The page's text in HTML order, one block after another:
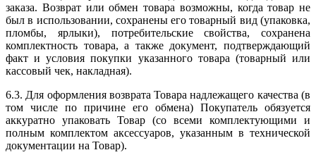
заказа. Возврат или обмен товара возможны, когда товар не
был в использовании, сохранены его товарный вид (упаковка,
пломбы, ярлыки), потребительские свойства, сохранена
комплектность товара, а также документ, подтверждающий
факт и условия покупки указанного товара (товарный или
кассовый чек, накладная).
6.3. Для оформления возврата Товара надлежащего качества (в
том числе по причине его обмена) Покупатель обязуется
аккуратно упаковать Товар (со всеми комплектующими и
полным комплектом аксессуаров, указанным в технической
документации на Товар).